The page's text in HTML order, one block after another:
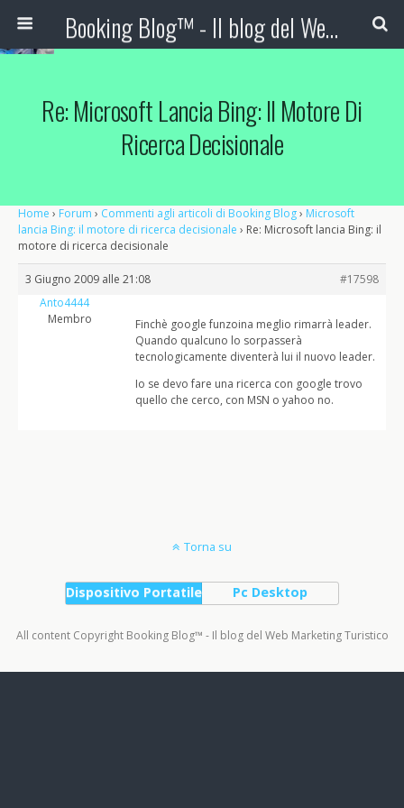
Booking Blog™ - Il blog del Web Marketing Turistico
Re: Microsoft Lancia Bing: Il Motore Di
Ricerca Decisionale
Home › Forum › Commenti agli articoli di Booking Blog› Microsoft
lancia Bing: il motore di ricerca decisionale › Re: Microsoft lancia Bing: il
motore di ricerca decisionale
3 Giugno 2009 alle 21:08
#17598
Anto4444
Membro
Finchè google funzoina meglio rimarrà leader.
Quando qualcuno lo sorpasserà
tecnologicamente diventerà lui il nuovo leader.
Io se devo fare una ricerca con google trovo
quello che cerco, con MSN o yahoo no.
Torna su
Dispositivo Portatile Pc Desktop
All content Copyright Booking Blog™ - Il blog del Web Marketing Turistico